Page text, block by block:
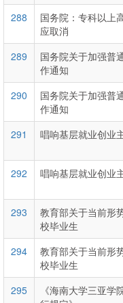
288
国务院：专科以上
应取消
289
国务院关于加强普
作通知
290
国务院关于加强普
作通知
291
唱响基层就业创业
292
唱响基层就业创业
293
教育部关于当前形
校毕业生
294
教育部关于当前形
校毕业生
295
《海南大学三亚学